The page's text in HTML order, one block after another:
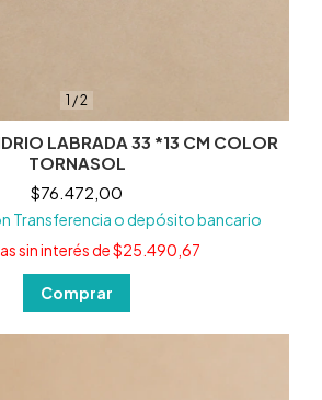
1 /2
LABRADA 33 *13 CM COLOR
TORNASOL
$76.472,00
Transferencia o depósito bancario
sin interés de$25.490,67